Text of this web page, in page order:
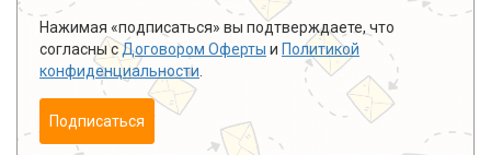
Нажимая «подписаться» вы подтверждаете, что
согласны сДоговором Оферты и Политикой
конфиденциальности
Подписаться